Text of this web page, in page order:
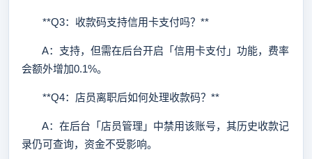
**Q3：收款码支持信用卡支付吗？**
A：支持，但需在后台开启「信用卡支付」功能，费率
会额外增加0.1%。
**Q4：店员离职后如何处理收款码？**
A：在后台「店员管理」中禁用该账号，其历史收款记
录仍可查询，资金不受影响。